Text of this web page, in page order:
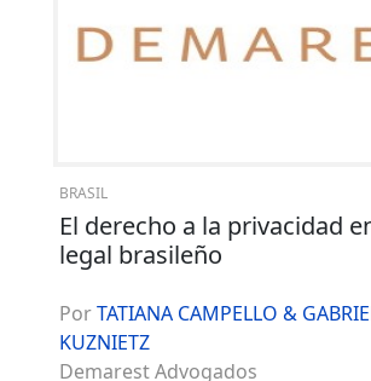
BRASIL
El derecho a la privacidad
legal brasileño
PorTATIANA CAMPELLO &
KUZNIETZ
Demarest Advogados